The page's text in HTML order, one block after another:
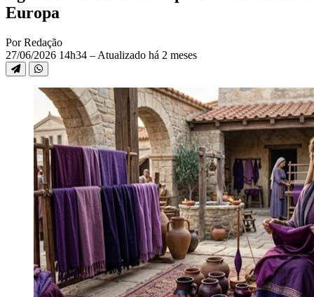
Europa
Por Redação
27/06/2026 14h34 – Atualizado há 2 meses